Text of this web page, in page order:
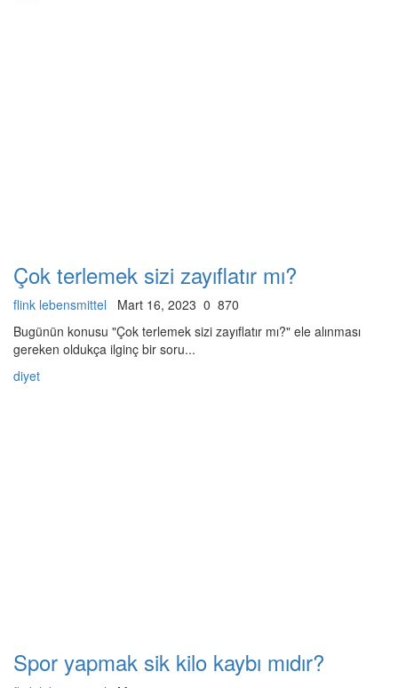
Çok terlemek sizi zayıflatır mı?
flink lebensmittel Mart 16, 2023 0 870
Bugünün konusu "Çok terlemek sizi zayıflatır mı?" ele alınması
gereken oldukça ilginç bir soru...
diyet
Spor yapmak sik kilo kaybı mıdır?